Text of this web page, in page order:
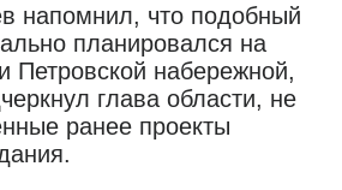
напомнил, что подобный
планировался на
Петровской набережной,
глава области, не
ранее проекты